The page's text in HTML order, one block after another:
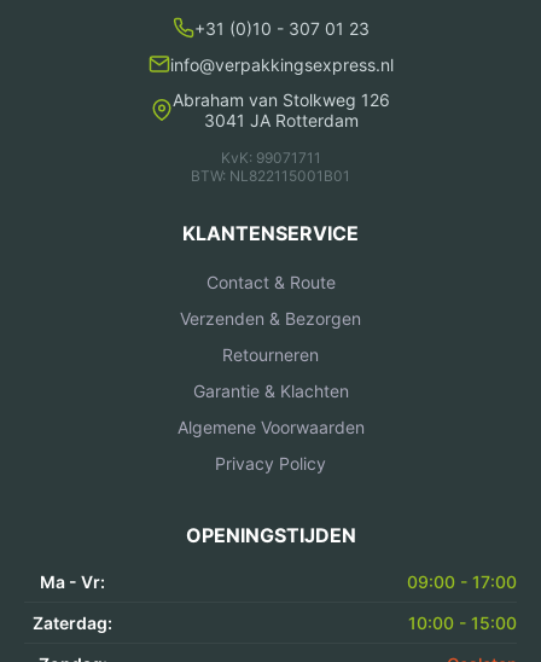
+31 (0)10 - 307 01 23
info@verpakkingsexpress.nl
Abraham van Stolkweg 126
3041 JA Rotterdam
KvK: 99071711
BTW: NL822115001B01
KLANTENSERVICE
Contact & Route
Verzenden & Bezorgen
Retourneren
Garantie & Klachten
Algemene Voorwaarden
Privacy Policy
OPENINGSTIJDEN
Ma - Vr:
09:00 - 17:00
Zaterdag:
10:00 - 15:00